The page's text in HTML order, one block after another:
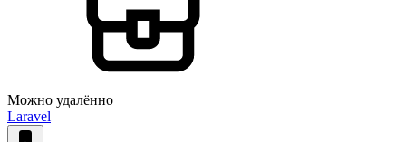
Можно удалённо
Laravel